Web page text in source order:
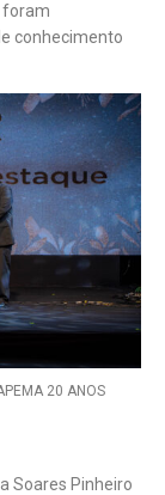
foram
conhecimento
20 ANOS
Soares Pinheiro